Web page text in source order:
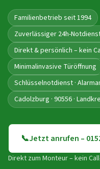
Familienbetrieb seit 1994
Zuverlässiger 24h-
Direkt & persönlich – kein
Minimalinvasive Türöffnung
Schlüsselnotdienst ·
Cadolzburg · 90556 ·
📞Jetzt anrufen –
Direkt zum Monteur – kein